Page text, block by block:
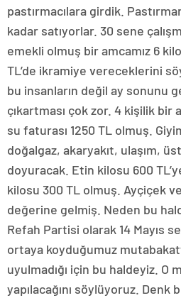
pastırmacılara girdik.
kadar satıyorlar. 30 sene
emekli olmuş bir amcamız 6
TL’de ikramiye vereceklerini
bu insanların değil ay sonunu
çıkartması çok zor. 4 kişilik bir
su faturası 1250 TL olmuş.
doğalgaz, akaryakıt, ulaşım,
doyuracak. Etin kilosu 600
kilosu 300 TL olmuş. Ayçiçek
değerine gelmiş. Neden bu
Refah Partisi olarak 14 Mayıs
ortaya koyduğumuz
uyulmadığı için bu haldeyiz.
yapılacağını söylüyoruz. Denk